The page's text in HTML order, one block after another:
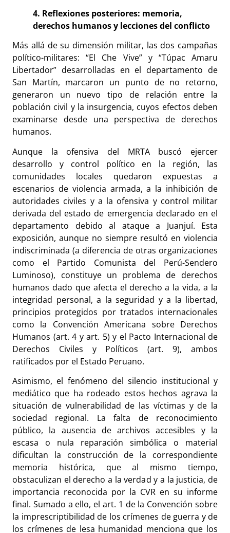
4. Reflexiones posteriores: memoria,
derechos humanos y lecciones del conflicto
Más allá de su dimensión militar, las dos campañas
político-militares: “El Che Vive” y “Túpac Amaru
Libertador” desarrolladas en el departamento de
San Martín, marcaron un punto de no retorno,
generaron un nuevo tipo de relación entre la
población civil y la insurgencia, cuyos efectos deben
examinarse desde una perspectiva de derechos
humanos.
Aunque la ofensiva del MRTA buscó ejercer
desarrollo y control político en la región, las
comunidades locales quedaron expuestas a
escenarios de violencia armada, a la inhibición de
autoridades civiles y a la ofensiva y control militar
derivada del estado de emergencia declarado en el
departamento debido al ataque a Juanjuí. Esta
exposición, aunque no siempre resultó en violencia
indiscriminada (a diferencia de otras organizaciones
como el Partido Comunista del Perú-Sendero
Luminoso), constituye un problema de derechos
humanos dado que afecta el derecho a la vida, a la
integridad personal, a la seguridad y a la libertad,
principios protegidos por tratados internacionales
como la Convención Americana sobre Derechos
Humanos (art. 4 y art. 5) y el Pacto Internacional de
Derechos Civiles y Políticos (art. 9), ambos
ratificados por el Estado Peruano.
Asimismo, el fenómeno del silencio institucional y
mediático que ha rodeado estos hechos agrava la
situación de vulnerabilidad de las víctimas y de la
sociedad regional. La falta de reconocimiento
público, la ausencia de archivos accesibles y la
escasa o nula reparación simbólica o material
dificultan la construcción de la correspondiente
memoria histórica, que al mismo tiempo,
obstaculizan el derecho a la verdad y a la justicia, de
importancia reconocida por la CVR en su informe
final. Sumado a ello, el art. 1 de la Convención sobre
la imprescriptibilidad de los crímenes de guerra y de
los crímenes de lesa humanidad menciona que los